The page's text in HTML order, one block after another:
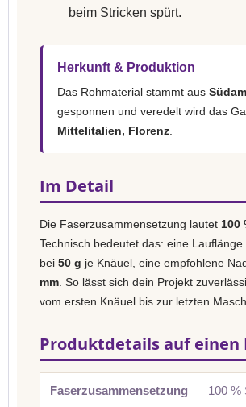
beim Stricken spürt.
Herkunft & Produktion
Das Rohmaterial stammt aus
gesponnen und veredelt wird das
Mittelitalien, Florenz
Im Detail
Die Faserzusammensetzung lautet 100
Technisch bedeutet das: eine Lauflänge
bei 50 g je Knäuel, eine empfohlene
mm . So lässt sich dein Projekt
vom ersten Knäuel bis zur letzten
Produktdetails auf einen
Faserzusammensetzung 100 %